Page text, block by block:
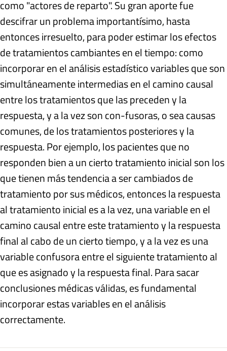
como "actores de reparto". Su gran aporte fue
descifrar un problema importantísimo, hasta
entonces irresuelto, para poder estimar los efectos
de tratamientos cambiantes en el tiempo: como
incorporar en el análisis estadístico variables que son
simultáneamente intermedias en el camino causal
entre los tratamientos que las preceden y la
respuesta, y a la vez son con-fusoras, o sea causas
comunes, de los tratamientos posteriores y la
respuesta. Por ejemplo, los pacientes que no
responden bien a un cierto tratamiento inicial son los
que tienen más tendencia a ser cambiados de
tratamiento por sus médicos, entonces la respuesta
al tratamiento inicial es a la vez, una variable en el
camino causal entre este tratamiento y la respuesta
final al cabo de un cierto tiempo, y a la vez es una
variable confusora entre el siguiente tratamiento al
que es asignado y la respuesta final. Para sacar
conclusiones médicas válidas, es fundamental
incorporar estas variables en el análisis
correctamente.